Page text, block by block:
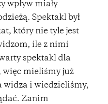
wpływ miały
Spektakl był
który nie tyle jest
ile z nimi
spektakl dla
więc mieliśmy już
widza i wiedzieliśmy,
Zanim